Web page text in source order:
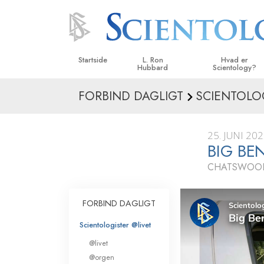
Startside L. Ron
Hubbard
Hvad er
Scientology?
Anskuelser og
Hvad scientologer
om Scientology
Indenfor i en Kirke
De
i Scientology
En introduktion til
FORBIND DAGLIGT
25. JUNI
BIG
FORBIND DAGLIGT
Scientologister @livet
@livet
@orgen